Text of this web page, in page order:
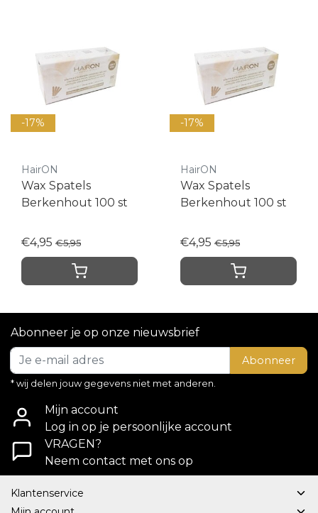
-17%
HairON
Wax Spatels
Berkenhout 100 st
€4,95 €5,95
-17%
HairON
Wax Spatels
Berkenhout 100 st
€4,95 €5,95
Abonneer je op onze nieuwsbrief
Abonneer
* wij delen jouw gegevens niet met anderen.
Mijn account
Log in op je persoonlijke account
VRAGEN?
Neem contact met ons op
Klantenservice